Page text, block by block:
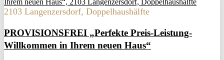
2103 Langenzersdorf, Doppelhaushälfte
PROVISIONSFREI „Perfekte Preis-Leistung-
Willkommen in Ihrem neuen Haus“